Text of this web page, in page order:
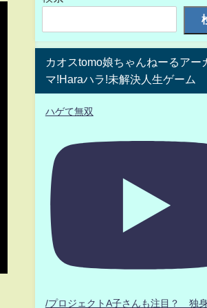
カオスtomo娘ちゃんねーるアー
マ!Haraハラ!未解決人生ゲーム
ハゲて無双
/プロジェクトA子さんも注目？ 独